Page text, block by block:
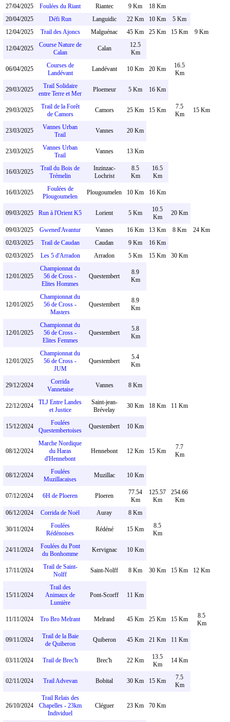
27/04/2025 Foulées du Riant Riantec 9 Km
18 Km
20/04/2025
Défi Run Languidic 22 Km 10 Km
5 Km
12/04/2025
Trail des Ajoncs Malguénac 45 Km 25 Km 15 Km 9 Km
12/04/2025
Course Nature de
Calan
Calan
12.5
Km
06/04/2025
Courses de
Landévant
Landévant 10 Km 20 Km
16.5
Km
29/03/2025
Trail Solidaire
entre Terre et Mer
Ploemeur 5 Km 16 Km
29/03/2025
Trail de la Forêt
de Camors
Camors 25 Km 15 Km
7.5
Km
15 Km
23/03/2025
Vannes Urban
Trail
Vannes 20 Km
23/03/2025
Vannes Urban
Trail
Vannes 13 Km
16/03/2025
Trail du Bois de
Trémelin
Inzinzac-
Lochrist
8.5
Km
16.5
Km
16/03/2025
Foulées de
Plougoumelen
Plougoumelen 10 Km 16 Km
09/03/2025 Run à l'Orient K5 Lorient 5 Km
10.5
Km
20 Km
09/03/2025 Gwened'Avantur Vannes 16 Km 13 Km 8 Km
24 Km
02/03/2025
Trail de Caudan Caudan 9 Km
16 Km
02/03/2025
Les 5 d'Arradon Arradon 5 Km 15 Km 30 Km
12/01/2025
Championnat du
56 de Cross -
Elites Hommes
Questembert
8.9
Km
12/01/2025
Championnat du
56 de Cross -
Masters
Questembert
8.9
Km
12/01/2025
Championnat du
56 de Cross -
Elites Femmes
Questembert
5.8
Km
12/01/2025
Championnat du
56 de Cross -
JUM
Questembert
5.4
Km
29/12/2024
Corrida
Vannetaise
Vannes 8 Km
22/12/2024
TLJ Entre Landes
et Justice
Saint-jean-
Brévelay
30 Km 18 Km 11 Km
15/12/2024
Foulées
Questembertoises
Questembert 10 Km
08/12/2024
Marche Nordique
du Haras
d'Hennebont
Hennebont 12 Km 15 Km
7.7
Km
08/12/2024
Foulées
Muzillacaises
Muzillac 10 Km
07/12/2024 6H de Ploeren Ploeren
77.54
Km
125.57
Km
254.66
Km
06/12/2024
Corrida de Noël Auray 8 Km
30/11/2024
Foulées
Rédénoises
Rédéné 15 Km
8.5
Km
24/11/2024
Foulées du Pont
du Bonhomme
Kervignac 10 Km
17/11/2024
Trail de Saint-
Nolff
Saint-Nolff 8 Km 30 Km 15 Km 12 Km
15/11/2024
Trail des
Animaux de
Lumière
Pont-Scorff 11 Km
11/11/2024 Tro Bro Melrant Melrand 45 Km 25 Km 15 Km
8.5
Km
09/11/2024
Trail de la Baie
de Quiberon
Quiberon 45 Km 21 Km 11 Km
03/11/2024 Trail de Brec'h Brec'h 22 Km
13.5
Km
14 Km
02/11/2024 Trail Advevan Bobital 30 Km 15 Km
7.5
Km
26/10/2024
Trail Relais des
Chapelles - 23km
Individuel
Cléguer 23 Km 70 Km